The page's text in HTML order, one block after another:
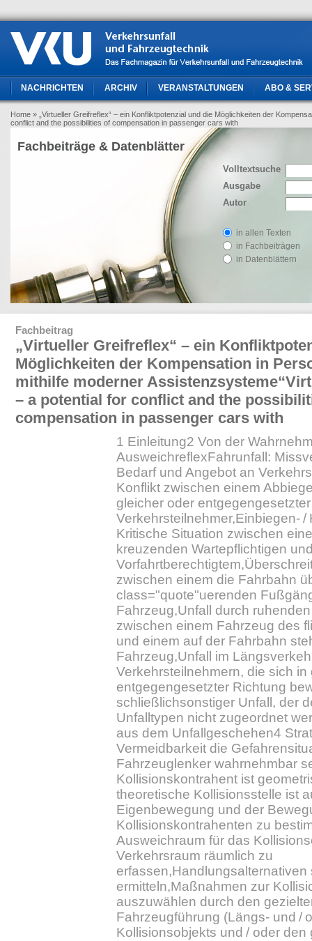
NACHRICHTEN ARCHIV VERANSTALTUNGEN ABO &
Home » „Virtueller Greifreflex“ – ein Konfliktpotenzial und die Möglichkeiten der
conflict and the possibilities of compensation in passenger cars with
Volltextsuche
Ausgabe
Autor
in allen Texten
in Fachbeiträgen
in Datenblättern
Fachbeiträge & Datenblätter
Fachbeitrag
„Virtueller Greifreflex“ – ein
Möglichkeiten der Kompensation in
mithilfe moderner
– a potential for conflict and the
compensation in passenger cars with
1 Einleitung2 Von der
AusweichreflexFahrunfall:
Bedarf und Angebot an
Konflikt zwischen einem
gleicher oder
Verkehrsteilnehmer,Einbiegen- /
Kritische Situation zwischen
kreuzenden Wartepflichtigen
zwischen einem die Fahrbahn
class="quote"uerenden
Fahrzeug,Unfall durch
zwischen einem Fahrzeug des
und einem auf der Fahrbahn
Fahrzeug,Unfall im
Verkehrsteilnehmern, die sich in
entgegengesetzter Richtung
schließlichsonstiger Unfall, der
Unfalltypen nicht zugeordnet
aus dem Unfallgeschehen4
Vermeidbarkeit die
Fahrzeuglenker wahrnehmbar
Kollisionskontrahent ist
theoretische Kollisionsstelle ist
Eigenbewegung und der
Kollisionskontrahenten zu
Ausweichraum für das
Verkehrsraum räumlich zu
erfassen,Handlungsalternativen
ermitteln,Maßnahmen zur
auszuwählen durch den
Fahrzeugführung (Längs- und /
Kollisionsobjekts und / oder den